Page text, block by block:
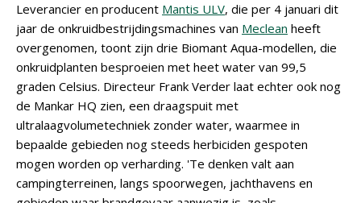
Leverancier en producent Mantis ULV, die per 4 januari dit
jaar de onkruidbestrijdingsmachines van Meclean heeft
overgenomen, toont zijn drie Biomant Aqua-modellen, die
onkruidplanten besproeien met heet water van 99,5
graden Celsius. Directeur Frank Verder laat echter ook nog
de Mankar HQ zien, een draagspuit met
ultralaagvolumetechniek zonder water, waarmee in
bepaalde gebieden nog steeds herbiciden gespoten
mogen worden op verharding. 'Te denken valt aan
campingterreinen, langs spoorwegen, jachthavens en